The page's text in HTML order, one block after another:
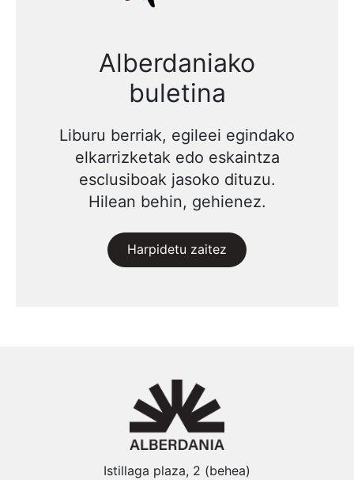
Alberdaniako
buletina
Liburu berriak, egileei egindako
elkarrizketak edo eskaintza
esclusiboak jasoko dituzu.
Hilean behin, gehienez.
Harpidetu zaitez
Istillaga plaza, 2 (behea)